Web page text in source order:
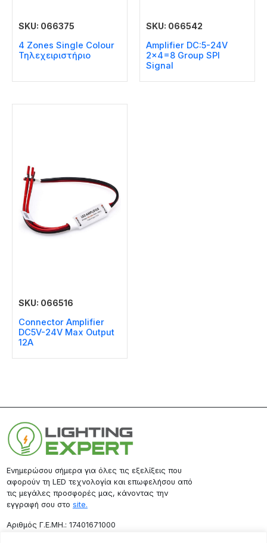
SKU: 066375
4 Zones Single Colour
Τηλεχειριστήριο
SKU: 066542
Amplifier DC:5-24V
2×4=8 Group SPI
Signal
SKU: 066516
Connector Amplifier
DC5V-24V Max Output
12A
Ενημερώσου σήμερα για όλες τις εξελίξεις που
αφορούν τη LED τεχνολογία και επωφελήσου από
τις μεγάλες προσφορές μας, κάνοντας την
εγγραφή σου στο site.
Aριθμός Γ.Ε.ΜΗ.: 17401671000